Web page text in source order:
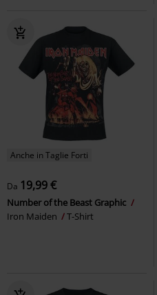
Anche in Taglie Forti
Da 19,99 €
Number of the Beast Graphic
Iron Maiden
T-Shirt